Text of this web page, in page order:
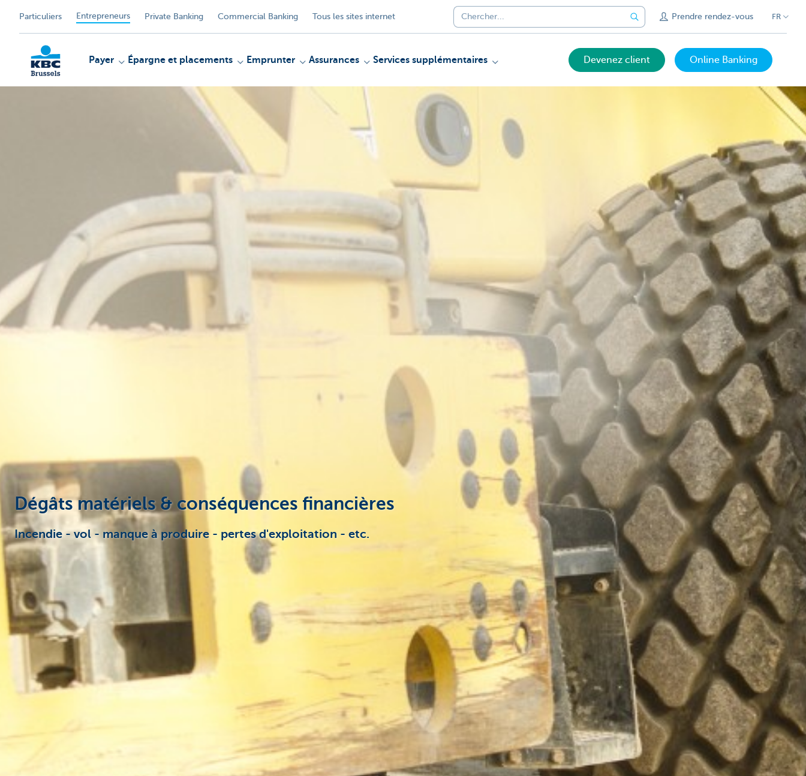
Particuliers Entrepreneurs Private Banking Commercial Banking Tous les sites internet Prendre rendez-vous FR
Entrepreneurs
Payer Épargne et placements Emprunter Assurances Services supplémentaires Devenez client Online Banking
Dégâts matériels & conséquences financières
Incendie - vol - manque à produire - pertes d'exploitation - etc.